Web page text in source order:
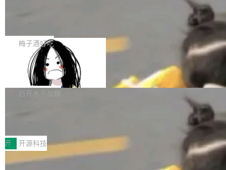
提交的编辑请求也长期处于待处理状态。 Groki
pedia 于去年底上线，定位为由人工智能生成内
容的百科平台，被马斯克视为传统众包百科网站
维基百科的替代方案。Lawfare 调查发现，无论
热门页面还是低关注度页面，均未出现近期更
是这样的：配 MessageSource 的 Bean、写 R
eloadableResourceBundleMessageSource、
声明 LocaleResolver、注册 LocaleChangeInt
erceptor…五六步之后才能看到第一行翻译文
本。 Solon 换了个方式。整个 i18n 模块围绕三
梅子酒好吃
Apache Doris 4.1 全面增强 Iceberg：
支持 UPDATE、MERGE INTO 与 Iceb
erg V3
Apache Doris 4.1 要补齐的，正是缺失的那一
半。在已有查询能力的基础上，Doris 进一步支
常维护操作，并完整支持 Iceberg V3 格式。
白开水不加糖
村国家自主创新示范区会议中心开幕。本届大会
由中关村智联软件服务业质量创新联盟主办，以
“智构可信·质创未来——AI原生时代的质量新范
开 开源科技